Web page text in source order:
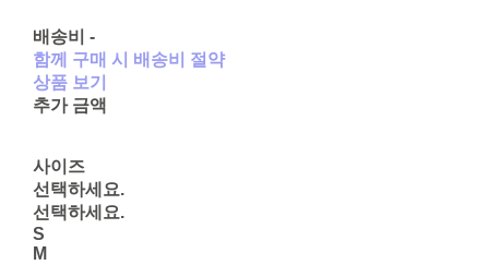
배송비 -
함께 구매 시 배송비 절약
상품 보기
추가 금액
사이즈
선택하세요.
선택하세요.
S
M